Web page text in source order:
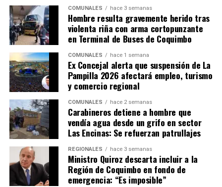
COMUNALES hace 3 semanas
Hombre resulta gravemente herido tras
violenta riña con arma cortopunzante
en Terminal de Buses de Coquimbo
COMUNALES hace 1 semana
Ex Concejal alerta que suspensión de La
Pampilla 2026 afectará empleo, turismo
y comercio regional
COMUNALES hace 2 semanas
Carabineros detiene a hombre que
vendía agua desde un grifo en sector
Las Encinas: Se refuerzan patrullajes
REGIONALES hace 3 semanas
Ministro Quiroz descarta incluir a la
Región de Coquimbo en fondo de
emergencia: “Es imposible”